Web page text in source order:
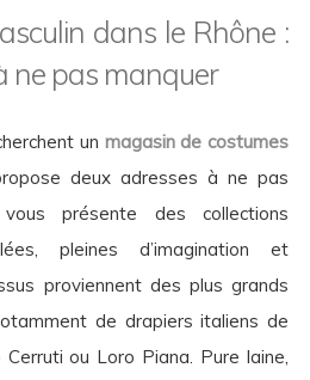
dans le Rhône :
ne pas manquer
un magasin de costumes
deux adresses à ne pas
présente des collections
pleines d’imagination et
proviennent des plus grands
de drapiers italiens de
ou Loro Piana. Pure laine,